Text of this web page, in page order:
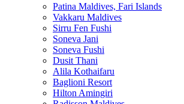
Patina Maldives, Fari Islands
Vakkaru Maldives
Sirru Fen Fushi
Soneva Jani
Soneva Fushi
Dusit Thani
Alila Kothaifaru
Baglioni Resort
Hilton Amingiri